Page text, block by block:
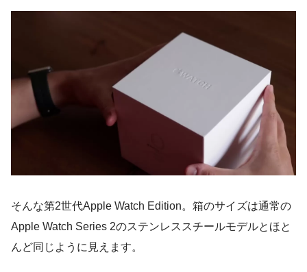
そんな第2世代Apple Watch Edition。箱のサイズは通常の
Apple Watch Series 2のステンレススチールモデルとほと
んど同じように見えます。